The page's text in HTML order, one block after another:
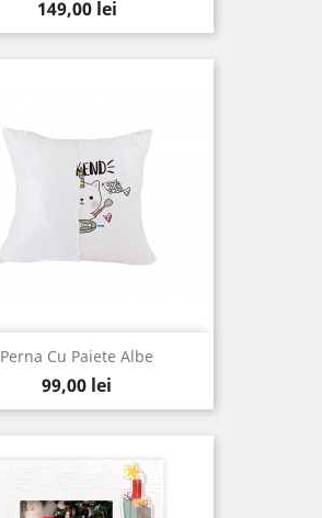
Pret
149,00 lei
Perna Cu Paiete Albe
Pret
99,00 lei